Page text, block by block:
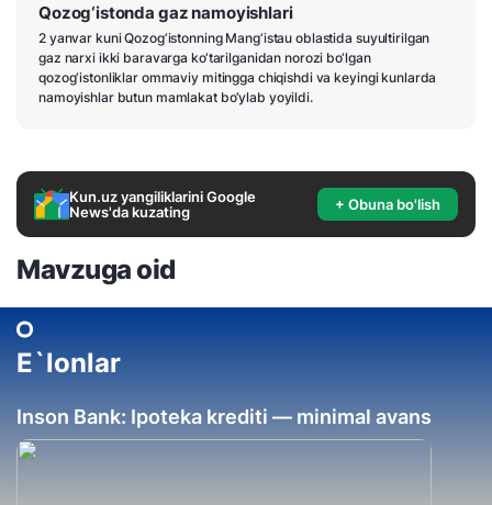
Qozog‘istonda gaz namoyishlari
2 yanvar kuni Qozog‘istonning Mang‘istau oblastida suyultirilgan
gaz narxi ikki baravarga ko‘tarilganidan norozi bo‘lgan
qozog‘istonliklar ommaviy mitingga chiqishdi va keyingi kunlarda
namoyishlar butun mamlakat bo‘ylab yoyildi.
Kun.uz yangiliklarini Google
News'da kuzating
+ Obuna bo'lish
Mavzuga oid
E`lonlar
Inson Bank: Ipoteka krediti — minimal avans